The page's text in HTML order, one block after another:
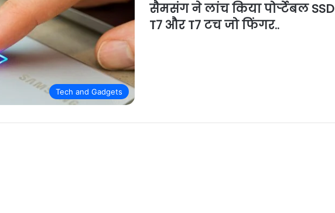
Tech and Gadgets
सैमसंग ने लांच किया पोर्र्टेबल SSD
T7 और T7 टच जो फिंगर..